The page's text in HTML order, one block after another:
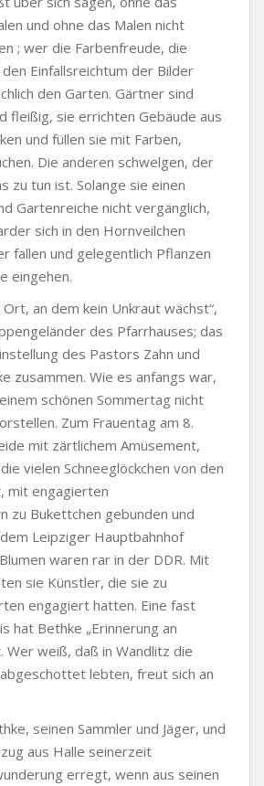
und ohne das Malen nicht
; wer die Farbenfreude, die
Einfallsreichtum der Bilder
den Garten. Gärtner sind
fleißig, sie errichten Gebäude aus
und füllen sie mit Farben,
Die anderen schwelgen, der
zu tun ist. Solange sie einen
Gartenreiche nicht vergänglich,
sich in den Hornveilchen
fallen und gelegentlich Pflanzen
eingehen.
an dem kein Unkraut wächst“,
des Pfarrhauses; das
des Pastors Zahn und
zusammen. Wie es anfangs war,
schönen Sommertag nicht
Zum Frauentag am 8.
mit zärtlichem Amüsement,
vielen Schneeglöckchen von den
mit engagierten
zu Bukettchen gebunden und
Leipziger Hauptbahnhof
waren rar in der DDR. Mit
sie Künstler, die sie zu
engagiert hatten. Eine fast
hat Bethke „Erinnerung an
Wer weiß, daß in Wandlitz die
lebten, freut sich an
seinen Sammler und Jäger, und
aus Halle seinerzeit
erregt, wenn aus seinen